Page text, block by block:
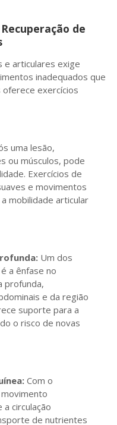
de
e articulares exige
inadequados que
oferece exercícios
uma lesão,
ou músculos, pode
Exercícios de
e movimentos
mobilidade articular
Um dos
a ênfase no
profunda,
e da região
suporte para a
o risco de novas
Com o
circulação
de nutrientes